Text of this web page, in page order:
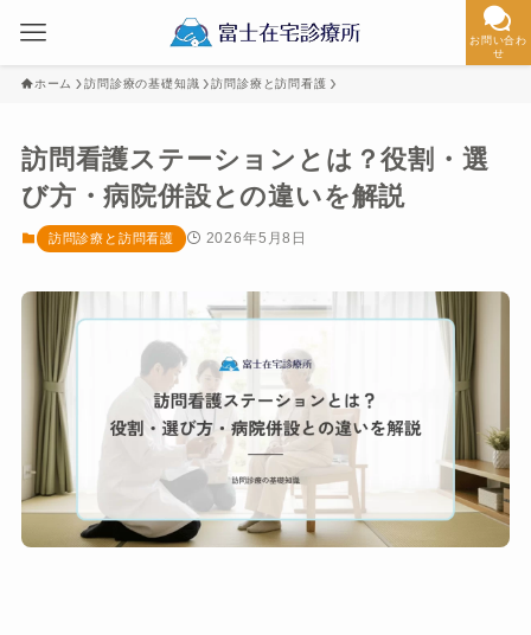
お問い合わ
せ
ホーム 訪問診療の基礎知識 訪問診療と訪問看護
訪問看護ステーションとは？役割・選
び方・病院併設との違いを解説
訪問診療と訪問看護 2026年5月8日